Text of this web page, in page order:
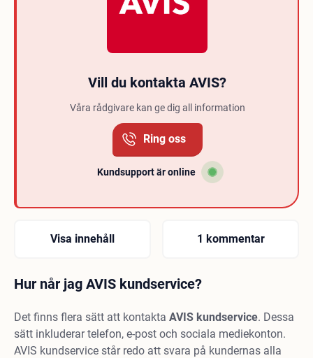
Vill du kontakta AVIS?
Våra rådgivare kan ge dig all information
Ring oss
Kundsupport är online
Visa innehåll 1 kommentar
Hur når jag AVIS kundservice?
Det finns flera sätt att kontakta AVIS kundservice. Dessa
sätt inkluderar telefon, e-post och sociala mediekonton.
AVIS kundservice står redo att svara på kundernas alla